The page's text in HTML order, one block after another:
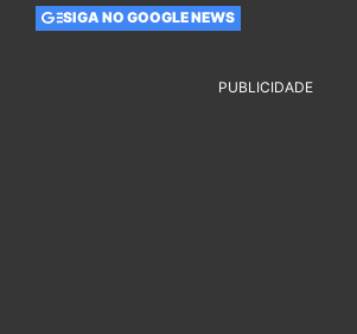
SIGA NO GOOGLE NEWS
PUBLICIDADE